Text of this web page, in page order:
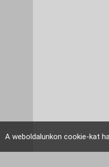
A weboldalunkon cookie-kat